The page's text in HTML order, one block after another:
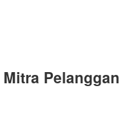
Mitra Pelanggan